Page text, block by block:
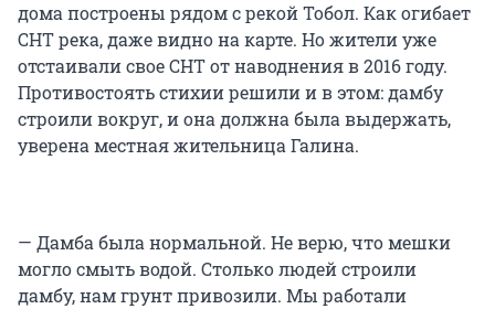
дома построены рядом с рекой Тобол. Как огибает
СНТ река, даже видно на карте. Но жители уже
отстаивали свое СНТ от наводнения в 2016 году.
Противостоять стихии решили и в этом: дамбу
строили вокруг, и она должна была выдержать,
уверена местная жительница Галина.
— Дамба была нормальной. Не верю, что мешки
могло смыть водой. Столько людей строили
дамбу, нам грунт привозили. Мы работали